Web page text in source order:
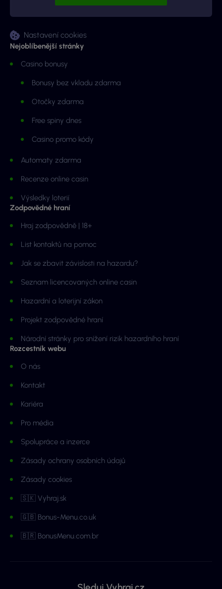
Nastavení cookies
Nejoblíbenější stránky
Casino bonusy
Bonusy bez vkladu zdarma
Otočky zdarma
Free spiny dnes
Casino promo kódy
Automaty zdarma
Recenze online casin
Výsledky loterií
Zodpovědné hraní
Hraj zodpovědně | 18+
List kontaktů na pomoc
Jak se zbavit závislosti na hazardu?
Seznam licencovaných online casin
Hazardní a loterijní zákon
Projekt zodpovědné hraní
Národní stránky pro snížení rizik hazardního hraní
Rozcestník webu
O nás
Kontakt
Kariéra
Pro média
Spolupráce a inzerce
Zásady ochrany osobních údajů
Zásady cookies
🇸🇰 Vyhraj.sk
🇬🇧 Bonus-Menu.co.uk
🇧🇷 BonusMenu.com.br